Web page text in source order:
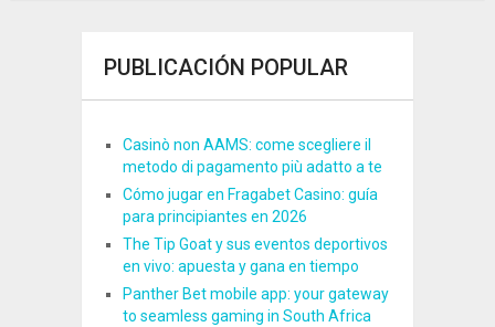
PUBLICACIÓN POPULAR
Casinò non AAMS: come scegliere il
metodo di pagamento più adatto a te
Cómo jugar en Fragabet Casino: guía
para principiantes en 2026
The Tip Goat y sus eventos deportivos
en vivo: apuesta y gana en tiempo
Panther Bet mobile app: your gateway
to seamless gaming in South Africa